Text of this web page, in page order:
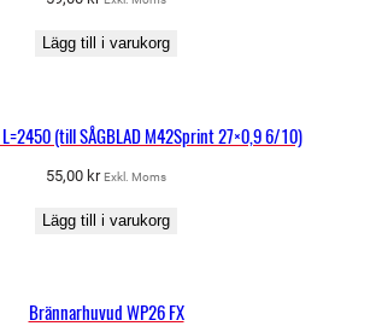
Lägg till i varukorg
L=2450 (till SÅGBLAD M42Sprint 27×0,9 6/10)
55,00 kr Exkl. Moms
Lägg till i varukorg
Brännarhuvud WP26 FX